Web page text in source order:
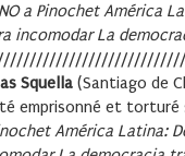
NO a Pinochet América
incomodar La
Squella (Santiago de
emprisonné et
América Latina: